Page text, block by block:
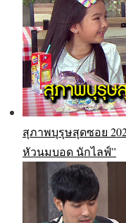
สุภาพบุรุษสุดซอย
หัวนมบอด นักไลฟ์”